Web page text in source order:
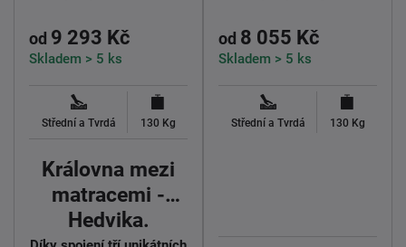
od 9 293 Kč
Skladem > 5 ks
Střední a Tvrdá 130 Kg
Královna mezi
matracemi -
Hedvika.
od 8 055 Kč
Skladem > 5 ks
Střední a Tvrdá 130 Kg